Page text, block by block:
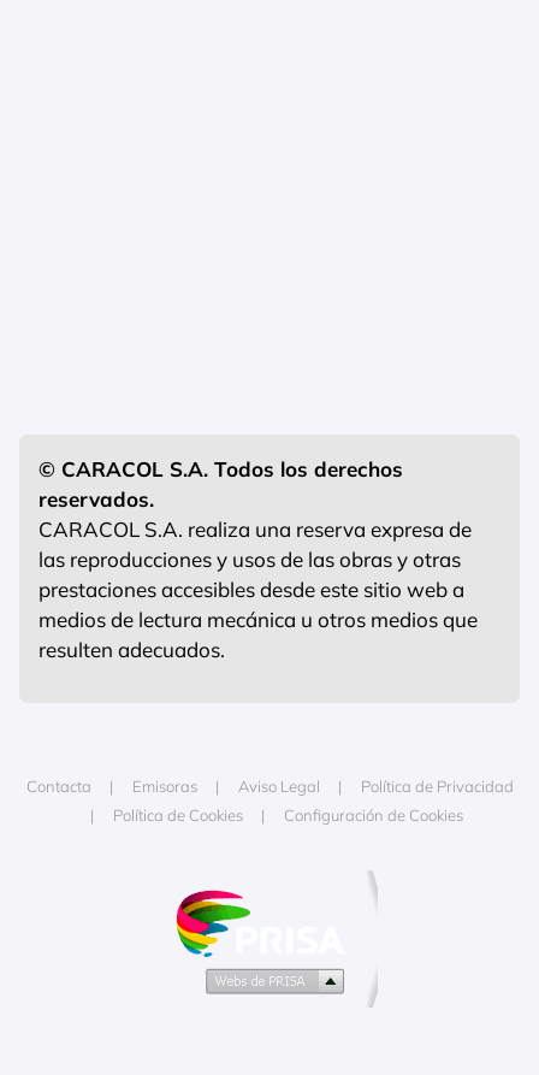
© CARACOL S.A. Todos los derechos
reservados.
CARACOL S.A. realiza una reserva expresa de
las reproducciones y usos de las obras y otras
prestaciones accesibles desde este sitio web a
medios de lectura mecánica u otros medios que
resulten adecuados.
Contacta Emisoras Aviso Legal
Política de Privacidad
Política de Cookies
Configuración de Cookies